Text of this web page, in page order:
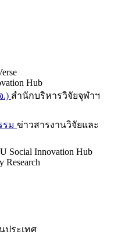
Hub
.) สำนักบริหารวิจัยจุฬาฯ
รม ข่าวสารงานวิจัยและ
Social Innovation Hub
Research
ประเทศ